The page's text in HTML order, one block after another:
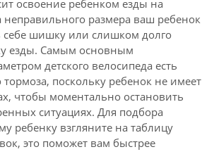
освоение ребенком езды на
неправильного размера ваш ребенок
себе шишку или слишком долго
езды. Самым основным
детского велосипеда есть
поскольку ребенок не имеет
чтобы моментально остановить
ситуациях. Для подбора
ребенку взгляните на таблицу
это поможет вам быстрее